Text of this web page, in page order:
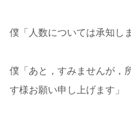
僕「人数については承知し
僕「あと，すみませんが，
す様お願い申し上げます」